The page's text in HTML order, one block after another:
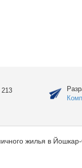
жилья в